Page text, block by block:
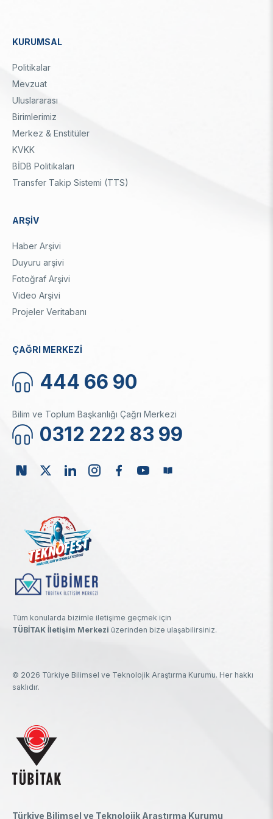
Kutup Araştırmaları Enstitüsü (KARE)
Dipnot
KURUMSAL
Politikalar
Mevzuat
Uluslararası
Birimlerimiz
Merkez & Enstitüler
KVKK
BİDB Politikaları
Transfer Takip Sistemi (TTS)
ARŞİV
Haber Arşivi
Duyuru arşivi
Fotoğraf Arşivi
Video Arşivi
Projeler Veritabanı
ÇAĞRI MERKEZİ
444 66 90
Bilim ve Toplum Başkanlığı Çağrı Merkezi
0312 222 83 99
Tüm konularda bizimle iletişime geçmek için
TÜBİTAK İletişim Merkezi üzerinden bize ulaşabilirsiniz.
© 2026 Türkiye Bilimsel ve Teknolojik Araştırma Kurumu. Her hakkı
saklıdır.
Türkiye Bilimsel ve Teknolojik Araştırma Kurumu